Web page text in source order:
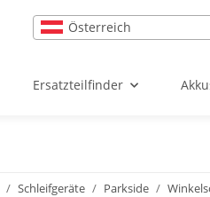
Österreich
Ersatzteilfinder
Schleifgeräte Parkside